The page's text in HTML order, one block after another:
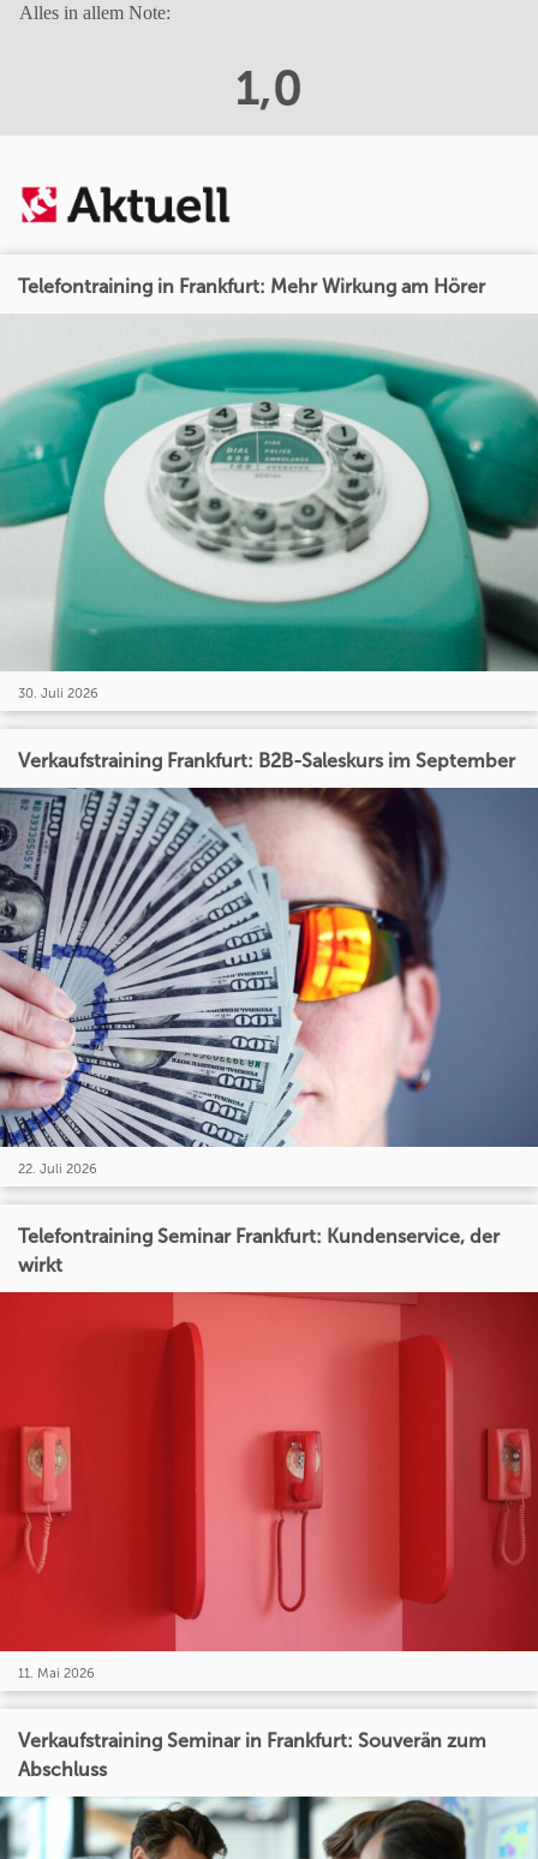
Alles in allem Note:
1,0
Telefontraining in Frankfurt: Mehr Wirkung am Hörer
30. Juli 2026
Verkaufstraining Frankfurt: B2B-Saleskurs im September
22. Juli 2026
Telefontraining Seminar Frankfurt: Kundenservice, der
wirkt
11. Mai 2026
Verkaufstraining Seminar in Frankfurt: Souverän zum
Abschluss